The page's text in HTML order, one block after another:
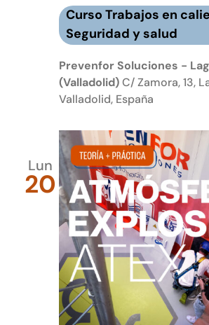
Curso Trabajos en
Seguridad y salud
Prevenfor Soluciones -
(Valladolid)C/ Zamora, 13,
Valladolid, España
Lun
20